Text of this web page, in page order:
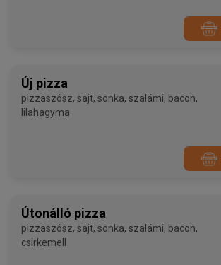
Új pizza
pizzaszósz, sajt, sonka, szalámi, bacon,
lilahagyma
Útonálló pizza
pizzaszósz, sajt, sonka, szalámi, bacon,
csirkemell